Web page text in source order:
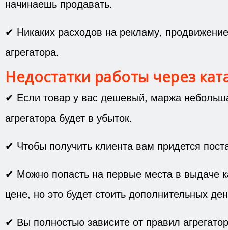
начинаешь продавать.
✔ Никаких расходов на рекламу,
агрегатора.
Недостатки работы через
✔ Если товар у вас дешевый, маржа
агрегатора будет в убыток.
✔ Чтобы получить клиента вам придется
✔ Можно попасть на первые места в выдаче
цене, но это будет стоить дополнительных
✔ Вы полностью зависите от правил